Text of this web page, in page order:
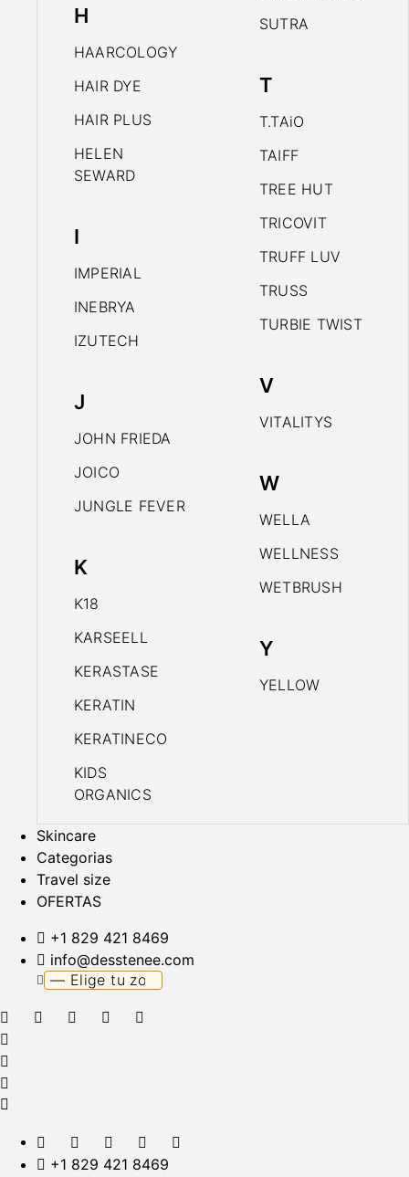
H
HAARCOLOGY
HAIR DYE
HAIR PLUS
HELEN
SEWARD
I
IMPERIAL
INEBRYA
IZUTECH
J
JOHN FRIEDA
JOICO
JUNGLE FEVER
K
K18
KARSEELL
KERASTASE
KERATIN
KERATINECO
KIDS
ORGANICS
SUTRA
T
T.TAiO
TAIFF
TREE HUT
TRICOVIT
TRUFF LUV
TRUSS
TURBIE TWIST
V
VITALITYS
W
WELLA
WELLNESS
WETBRUSH
Y
YELLOW
Skincare
Categorias
Travel size
OFERTAS
+1 829 421 8469
info@desstenee.com
+1 829 421 8469